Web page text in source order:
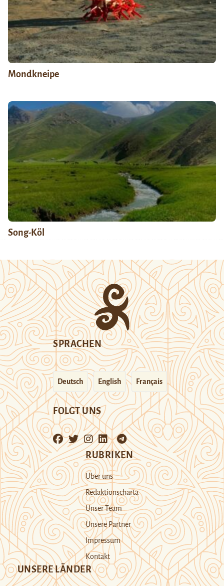
Mondkneipe
Song-Köl
SPRACHEN
Deutsch English Français
FOLGT UNS
RUBRIKEN
Über uns
Redaktionscharta
Unser Team
Unsere Partner
Impressum
Kontakt
UNSERE LÄNDER